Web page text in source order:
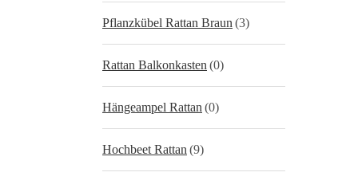
Pflanzkübel Rattan Braun (3)
Rattan Balkonkasten (0)
Hängeampel Rattan (0)
Hochbeet Rattan (9)